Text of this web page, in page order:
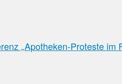
„Apotheken-Proteste im